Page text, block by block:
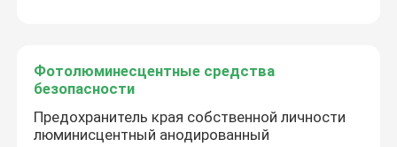
Фотолюминесцентные средства
безопасности
Предохранитель края собственной личности
люминисцентный анодированный